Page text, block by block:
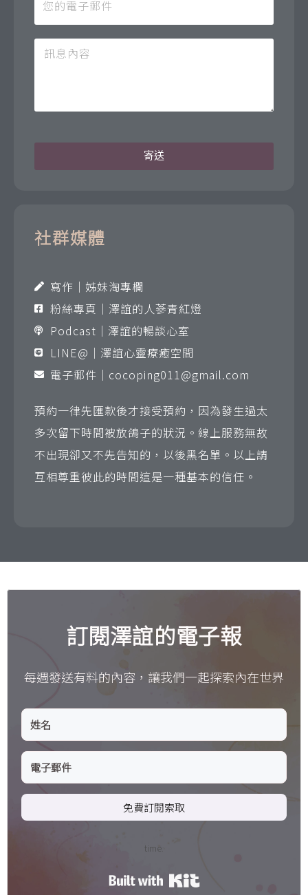
寄送
社群媒體
寫作｜姊妹淘專欄
粉絲專頁｜澤誼的人蔘青紅燈
Podcast｜澤誼的暢談心室
LINE@｜澤誼心靈療癒空間
電子郵件｜ cocoping011@gmail.com
預約一律先匯款後才接受預約，因為發生過太
多次留下時間被放鴿子的狀況。線上服務無故
不出現卻又不先告知的，以後黑名單。以上請
互相尊重彼此的時間這是一種基本的信任。
訂閱澤誼的電子報
每週發送有料的內容，讓我們一起探索內在世界
免費訂閱索取
time.